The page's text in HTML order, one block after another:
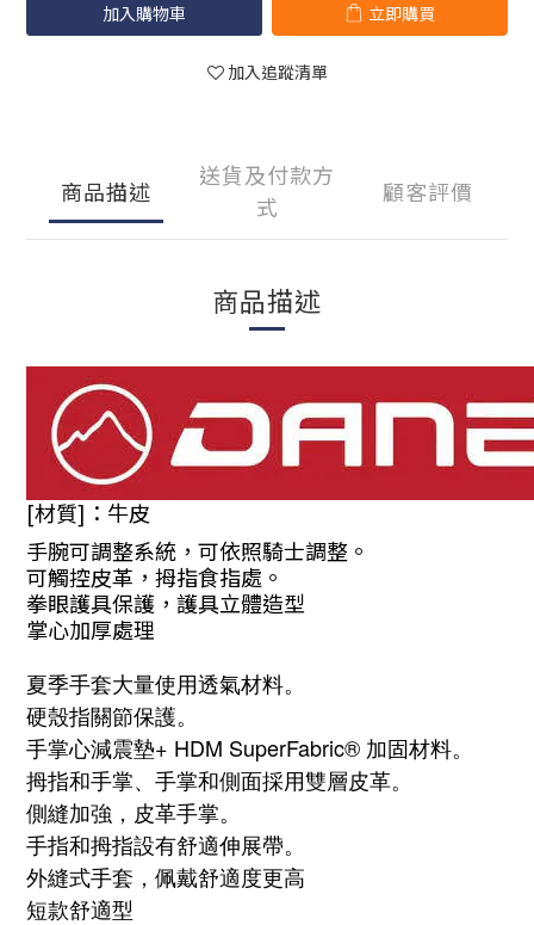
加入購物車 立即購買
加入追蹤清單
商品描述
送貨及付款方
式
顧客評價
商品描述
[材質]：牛皮
手腕可調整系統，可依照騎士調整。
可觸控皮革，拇指食指處。
拳眼護具保護，護具立體造型
掌心加厚處理
夏季手套大量使用透氣材料。
硬殼指關節保護。
手掌心減震墊+ HDM SuperFabric® 加固材料。
拇指和手掌、手掌和側面採用雙層皮革。
側縫加強， 皮革手掌。
手指和拇指設有舒適伸展帶。
外縫式手套，佩戴舒適度更高
短款舒適型